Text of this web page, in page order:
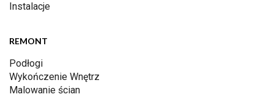
Instalacje
REMONT
Podłogi
Wykończenie Wnętrz
Malowanie ścian